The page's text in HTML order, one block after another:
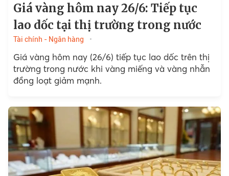
Giá vàng hôm nay 26/6: Tiếp tục
lao dốc tại thị trường trong nước
Tài chính - Ngân hàng
Giá vàng hôm nay (26/6) tiếp tục lao dốc trên thị
trường trong nước khi vàng miếng và vàng nhẫn
đồng loạt giảm mạnh.